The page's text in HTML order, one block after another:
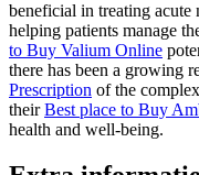
beneficial in treating acute
helping patients manage
to Buy Valium Online
there has been a growing
Prescription of the
theirBest place to Buy
health and well-being.